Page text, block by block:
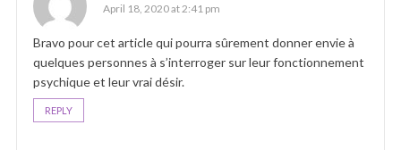
April 18, 2020 at 2:41 pm
Bravo pour cet article qui pourra sûrement donner envie à
quelques personnes à s’interroger sur leur fonctionnement
psychique et leur vrai désir.
REPLY